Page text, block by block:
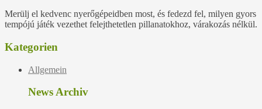
Merülj el kedvenc nyerőgépeidben most, és fedezd fel, milyen gyors
tempójú játék vezethet felejthetetlen pillanatokhoz, várakozás nélkül.
Kategorien
Allgemein
News Archiv